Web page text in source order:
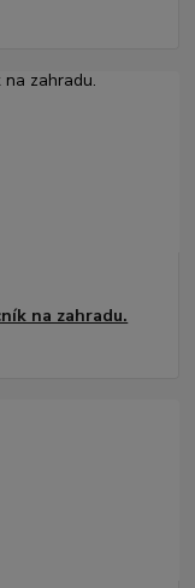
na zahradu.